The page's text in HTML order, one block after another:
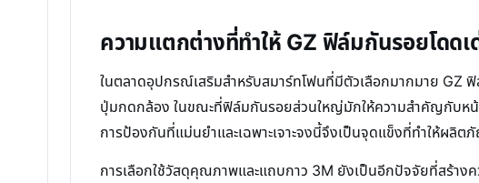
ความแตกต่างที่ทำให้ GZ ฟิล์มกันรอยโดดเ
ในตลาดอุปกรณ์เสริมสำหรับสมาร์ทโฟนที่มีตัวเลือกมากมาย GZ
ปุ่มกดกล้อง ในขณะที่ฟิล์มกันรอยส่วนใหญ่มักให้ความสำคัญกับห
การป้องกันที่แม่นยำและเฉพาะเจาะจงนี้จึงเป็นจุดแข็งที่ทำให้ผลิ
การเลือกใช้วัสดุคุณภาพและแถบกาว 3M ยังเป็นอีกปัจจัยที่สร้า